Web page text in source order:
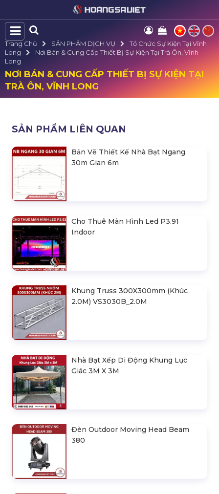
Trang Chủ SẢN PHẨM DỊCH VỤ
Tổ Chức Sự Kiện Tại Vĩnh
Long
Nơi Bán & Cung Cấp Thiết Bị Sự Kiện Tại Trà Ôn, Vĩnh
Long
NƠI BÁN & CUNG CẤP THIẾT BỊ SỰ KIỆN TẠI
TRÀ ÔN, VĨNH LONG
SẢN PHẨM LIÊN QUAN
Bản Vẽ Thiết Kế Nhà Bạt Ngang
30m Gian 6m
Cho Thuê Màn Hình Led P3.91
Indoor
Khung Truss 300X300mm (Khúc
2.0M) VS3030B_2.0M
Nhà Bạt Xếp Di Động Khung Lục
Giác 3M X 3M
Đèn Outdoor Moving Head Beam
380